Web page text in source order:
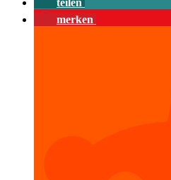
merken